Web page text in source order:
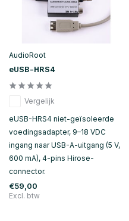
AudioRoot
eUSB-HRS4
Vergelijk
eUSB-HRS4 niet-geïsoleerde
voedingsadapter, 9–18 VDC
ingang naar USB-A-uitgang (5 V,
600 mA), 4-pins Hirose-
connector.
€59,00
Excl. btw